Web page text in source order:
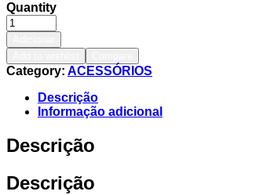
Quantity
Category: ACESSÓRIOS
Descrição
Informação adicional
Descrição
Descrição